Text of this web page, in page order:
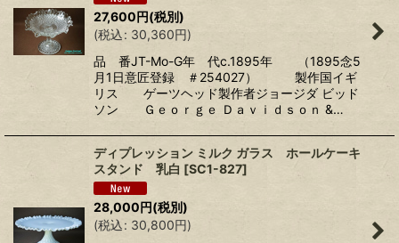
27,600円(税別)
(税込: 30,360円)
品 番JT-Mo-G年 代c.1895年 （1895念5
月1日意匠登録 ＃254027） 製作国イギ
リス ゲーツヘッド製作者ジョージダ ビッド
ソン Ｇｅｏｒｇｅ Ｄａｖｉｄｓｏｎ &…
ディプレッション ミルク ガラス ホールケーキ
スタンド 乳白 [SC1-827]
28,000円(税別)
(税込: 30,800円)